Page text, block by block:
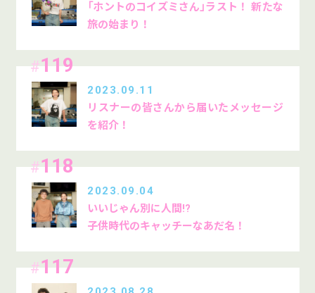
「ホントのコイズミさん」ラスト！ 新たな
旅の始まり！
#119
2023.09.11
リスナーの皆さんから届いたメッセージ
を紹介！
#118
2023.09.04
いいじゃん別に人間!?
子供時代のキャッチーなあだ名！
#117